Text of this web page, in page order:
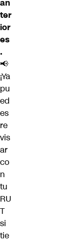
an
ter
ior
es
.
📢
¡Ya
pu
ed
es
re
vis
ar
co
n
tu
RU
T
si
tie